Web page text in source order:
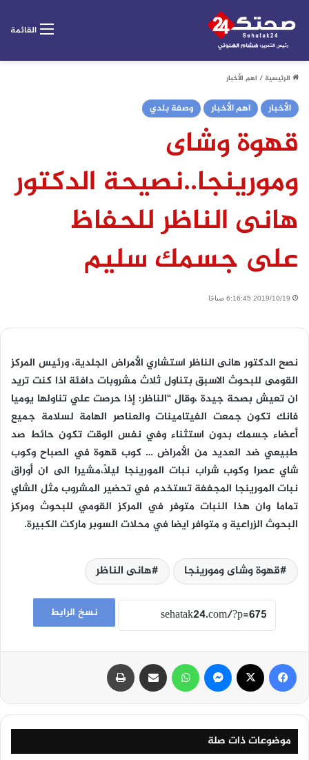
القائمة
الرئيسية/ اهم الأخبار
الأخبار اهم الأخبار وصفة بلدي
قهوة وشاى
ومورينجا..نصيحة الدكتور
هانى الناظر للحفاظ
على جسمك سليم
2019/10/19 6:16:45 صباحًا
نصح الدكتور هانى الناظر استشاري الأمراض الجلدية، ورئيس المركز
القومى للبحوث الاسبق بتناول ثلاث مشروبات دافئة اذا كنت تريد
ان تعيش بصحة جيدة ،وقال “الناظر: إذا حرصت علي تناولها يوميا
فانك تكون جمعت الفيتامينات والعناصر الهامة لسلامة جميع
أعضاء جسمك بدون استثناء وفي نفس الوقت تكون حائط صد
طبيعي ضد العديد من الأمراض … كوب قهوة في الصباح وكوب
شاي عصرا وكوب شراب نبات المورينجا ليلاً،مشيرا الى ان أوراق
نبات المورينجا المجففة تستخدم في تحضير المشروب مثل الشاي
تماما وان هذا النبات متوفر في المركز القومي للبحوث ومركز
البحوث الزراعية و متوافر ايضا في محلات السوبر ماركت الكبيرة.
قهوة وشاى ومورينجا هانى الناظر
نسخ الرابط
فيسبوك ماسنجر واتساب مشاركة عبر البريد
موضوعات ذات صلة